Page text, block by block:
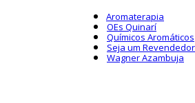
Aromaterapia
OEs Quinarí
Químicos Aromáticos
Seja um Revendedor
Wagner Azambuja